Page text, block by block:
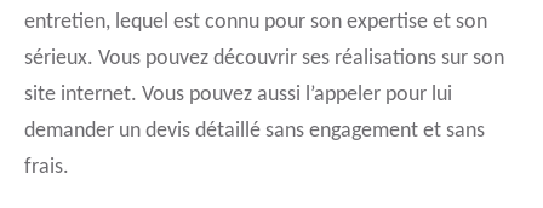
entretien, lequel est connu pour son expertise et son
sérieux. Vous pouvez découvrir ses réalisations sur son
site internet. Vous pouvez aussi l’appeler pour lui
demander un devis détaillé sans engagement et sans
frais.